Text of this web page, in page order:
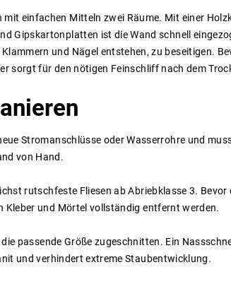
einfachen Mitteln zwei Räume. Mit einer
Gipskartonplatten ist die Wand schnell
und Nägel entstehen, zu beseitigen.
sorgt für den nötigen Feinschliff nach dem
Stromanschlüsse oder Wasserrohre und
von Hand.
rutschfeste Fliesen ab Abriebklasse 3. Bevor
Kleber und Mörtel vollständig entfernt werden.
passende Größe zugeschnitten. Ein
und verhindert extreme Staubentwicklung.